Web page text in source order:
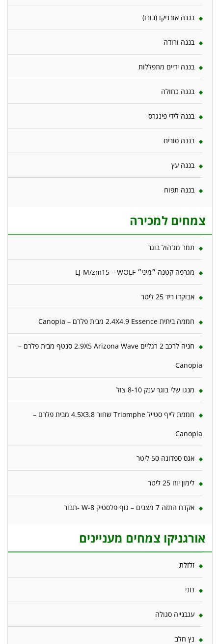
בננה אורניקו (בורו)
בננה ורודה
בננה ידיים מתפללות
בננה כחולה
בננה לידי פינגרס
בננה סורית
בננה עץ
בננה תפוח
צמחים למכירה
תמר מג'הול בוגר
מגרפה קטנה ״מיני״ LJ-M/zm15 – WOLF
אבוקדו ריד 25 ליטר
חממה ביתית 2.4X4.9 Essence מבית פלרם – Canopia
חניה לרכב 2 רגליים 2.9X5 Arizona Wave סנטף מבית פלרם –
Canopia
מנגו שלי בוגר ענק 8-10 צול
חממת לייף סטייל Triomphe שחור 4.5X3.8 מבית פלרם –
Canopia
אגס ספדונה 50 ליטר
לימון יוזו 25 ליטר
אקדח התזה 7 מצבים – גוף פלסטיק W-8 -תבור
אורגניקו צמחים מעניינים
זלזלת
נוני
עגבנייה סגולה
נץ חלב